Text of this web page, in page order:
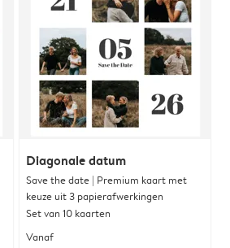
Diagonale datum
Save the date | Premium kaart met
keuze uit 3 papierafwerkingen
Set van 10 kaarten
Vanaf